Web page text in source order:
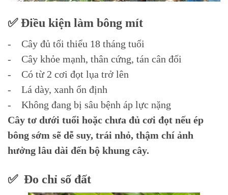
✅ Điều kiện làm bông mít
- Cây đủ tối thiểu 18 tháng tuổi
- Cây khỏe mạnh, thân cứng, tán cân đối
- Có từ 2 cơi đọt lụa trở lên
- Lá dày, xanh ổn định
- Không đang bị sâu bệnh áp lực nặng
Cây tơ dưới tuổi hoặc chưa đủ cơi đọt nếu ép
bông sớm sẽ dễ suy, trái nhỏ, thậm chí ảnh
hưởng lâu dài đến bộ khung cây.
✅ Đo chỉ số đất